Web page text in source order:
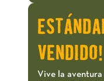
VENDIDO!
Vive la aventura